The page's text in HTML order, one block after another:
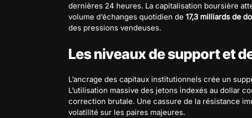
dernières 24 heures. La capitalisation boursière
volume d’échanges quotidien de 17,3 milliards de
des pressions vendeuses.
Les niveaux de support et
L’ancrage des capitaux institutionnels crée un
L’utilisation massive des jetons indexés au dollar
correction brutale. Une cassure de la résistance
volatilité sur les paires majeures.